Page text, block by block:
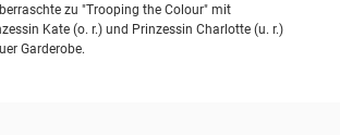
zu "Trooping the Colour" mit
Kate (o. r.) und Prinzessin Charlotte (u. r.)
Garderobe.